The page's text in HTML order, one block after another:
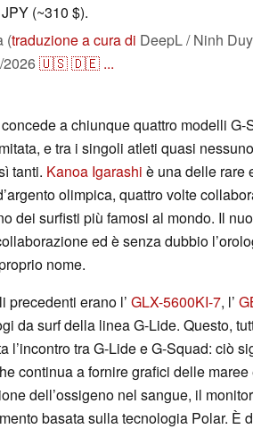
(~310 $).
(traduzione a cura di DeepL / Ninh
🇺🇸🇩🇪 ...
a chiunque quattro modelli G-
e tra i singoli atleti quasi
tanti. Kanoa Igarashi è una delle rare
olimpica, quattro volte
dei surfisti più famosi al mondo. Il
ed è senza dubbio
nome.
precedenti erano l’ GLX-5600KI-7, l’
da surf della linea G-Lide. Questo,
l’incontro tra G-Lide e G-Squad: ciò
continua a fornire grafici delle
dell’ossigeno nel sangue, il
basata sulla tecnologia Polar. È